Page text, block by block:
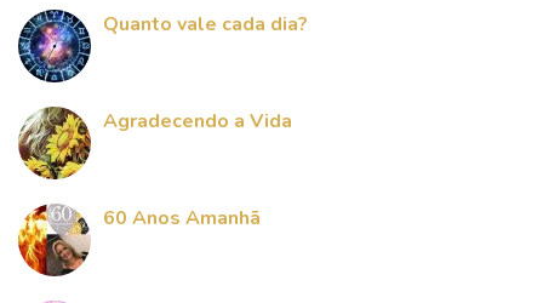
Quanto vale cada dia?
Agradecendo a Vida
60 Anos Amanhã